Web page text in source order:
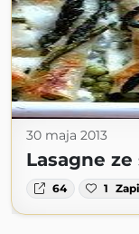
30 maja 2013
Lasagne ze
64 1